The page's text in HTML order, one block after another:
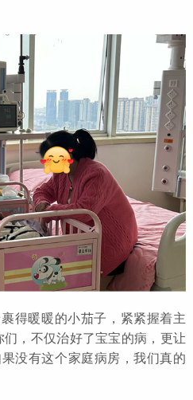
得暖暖的小茄子，紧紧握着主
，不仅治好了宝宝的病，更让
没有这个家庭病房，我们真的